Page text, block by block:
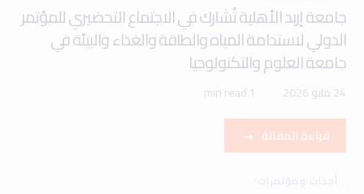
جامعة إربد الأهلية تُشارك في الاجتماع التحضيري للمؤتمر
الدولي لاستدامة المياه والطاقة والغذاء والبيئة في
جامعة العلوم والتكنولوجيا
24 مايو 2026 1 min read
قراءة المقالة
أحداث ومؤتمرات